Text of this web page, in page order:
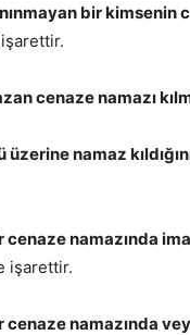
bir kimsenin
işarettir.
cenaze namazı
üzerine namaz
cenaze namazında
işarettir.
cenaze namazında